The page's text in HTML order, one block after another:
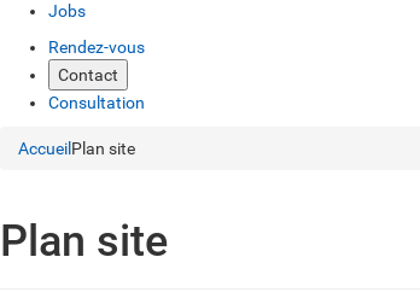
Jobs
Rendez-vous
Contact
Consultation
Accueil Plan site
Plan site